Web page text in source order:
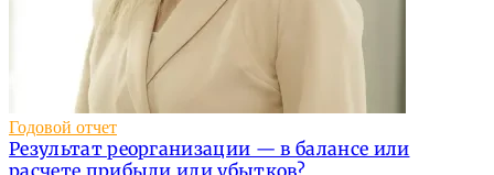
Годовой отчет
Результат реорганизации — в балансе или